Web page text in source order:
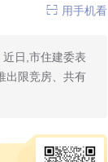
 用手机看
日,市住建委表
出限竞房、共有